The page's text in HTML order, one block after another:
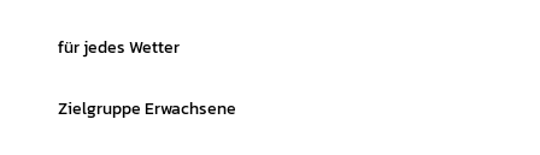
für jedes Wetter
Zielgruppe Erwachsene